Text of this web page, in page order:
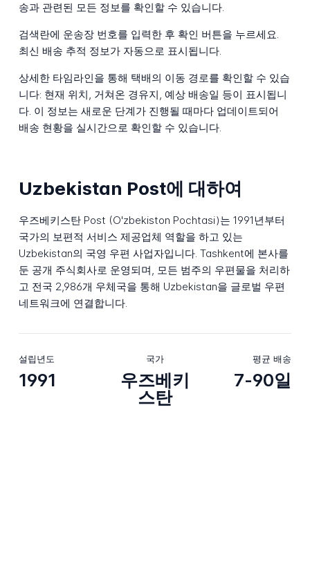
송과 관련된 모든 정보를 확인할 수 있습니다.
검색란에 운송장 번호를 입력한 후 확인 버튼을 누르세요.
최신 배송 추적 정보가 자동으로 표시됩니다.
상세한 타임라인을 통해 택배의 이동 경로를 확인할 수 있습
니다: 현재 위치, 거쳐온 경유지, 예상 배송일 등이 표시됩니
다. 이 정보는 새로운 단계가 진행될 때마다 업데이트되어
배송 현황을 실시간으로 확인할 수 있습니다.
Uzbekistan Post에 대하여
우즈베키스탄 Post (O'zbekiston Pochtasi)는 1991년부터
국가의 보편적 서비스 제공업체 역할을 하고 있는
Uzbekistan의 국영 우편 사업자입니다. Tashkent에 본사를
둔 공개 주식회사로 운영되며, 모든 범주의 우편물을 처리하
고 전국 2,986개 우체국을 통해 Uzbekistan을 글로벌 우편
네트워크에 연결합니다.
설립년도
1991
국가
우즈베키
스탄
평균 배송
7-90일